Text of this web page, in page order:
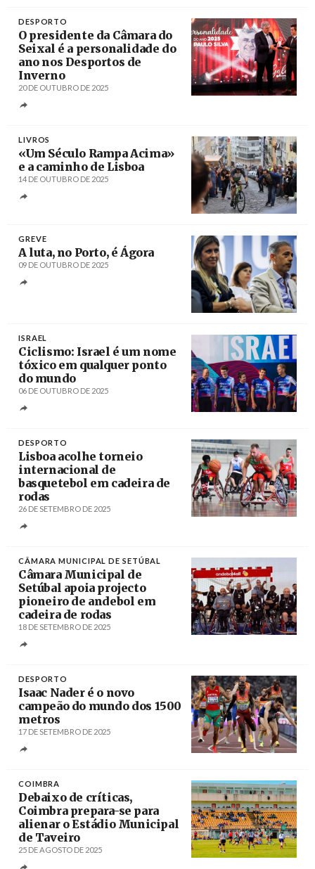
DESPORTO
O presidente da Câmara do
Seixal é a personalidade do
ano nos Desportos de
Inverno
20 DE OUTUBRO DE 2025
LIVROS
«Um Século Rampa Acima»
e a caminho de Lisboa
14 DE OUTUBRO DE 2025
GREVE
A luta, no Porto, é Ágora
09 DE OUTUBRO DE 2025
ISRAEL
Ciclismo: Israel é um nome
tóxico em qualquer ponto
do mundo
06 DE OUTUBRO DE 2025
DESPORTO
Lisboa acolhe torneio
internacional de
basquetebol em cadeira de
rodas
26 DE SETEMBRO DE 2025
CÂMARA MUNICIPAL DE SETÚBAL
Câmara Municipal de
Setúbal apoia projecto
pioneiro de andebol em
cadeira de rodas
18 DE SETEMBRO DE 2025
DESPORTO
Isaac Nader é o novo
campeão do mundo dos 1500
metros
17 DE SETEMBRO DE 2025
COIMBRA
Debaixo de críticas,
Coimbra prepara-se para
alienar o Estádio Municipal
de Taveiro
25 DE AGOSTO DE 2025